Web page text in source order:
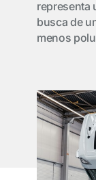
representa
busca de
menos